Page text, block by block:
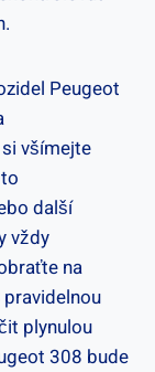
Peugeot
všímejte
další
vždy
na
plynulou
308​ bude